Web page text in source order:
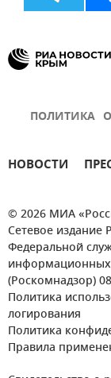
ПОЛИТИКА
НОВОСТИ
© 2026 МИА
Сетевое издание
Федеральной
(Роскомнадзор)
Политика
логирования
Политика
Правила